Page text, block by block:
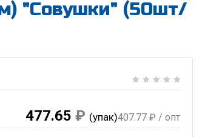
"Совушки" (50шт/
477.65 ₽ (упак)407.77 ₽ / опт